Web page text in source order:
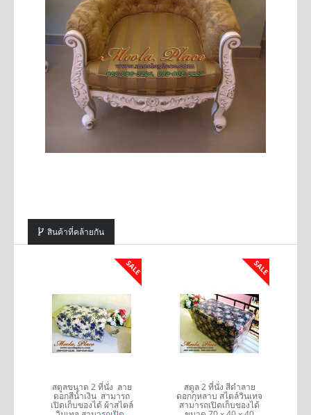
สินค้าที่คล้ายกัน
SALE
สตูลขนาด 2 ที่นั่ง ลาย
ดอกสีน้ำเงิน สามารถ
เปิดเก็บของได้ ผ้าสไตล์
SALE
สตูล 2 ที่นั่ง สีดำลาย
ดอกกุหลาบ สไตล์วินเทจ
สามารถเปิดเก็บของได้